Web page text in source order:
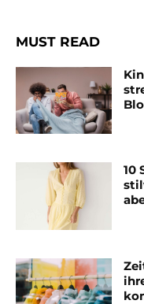
MUST READ
10